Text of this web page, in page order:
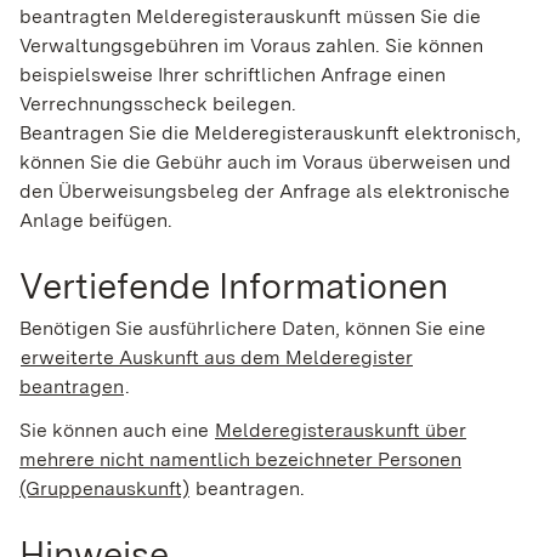
beantragten Melderegisterauskunft müssen Sie die
Verwaltungsgebühren im Voraus zahlen. Sie können
beispielsweise Ihrer schriftlichen Anfrage einen
Verrechnungsscheck beilegen.
Beantragen Sie die Melderegisterauskunft elektronisch,
können Sie die Gebühr auch im Voraus überweisen und
den Überweisungsbeleg der Anfrage als elektronische
Anlage beifügen.
Vertiefende Informationen
Benötigen Sie ausführlichere Daten, können Sie eine
erweiterte Auskunft aus dem Melderegister
beantragen.
Sie können auch eine Melderegisterauskunft über
mehrere nicht namentlich bezeichneter Personen
(Gruppenauskunft) beantragen.